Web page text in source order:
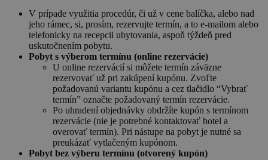
V prípade využitia procedúr, či už v cene balíčka, alebo nad
jeho rámec, si, prosím, rezervujte termín, a to e-mailom alebo
telefonicky na recepcii ubytovania, aspoň týždeň pred
uskutočnením pobytu.
Pobyt s výberom termínu (online rezervácie)
U online rezervácií si môžete termín záväzne
rezervovať už pri zakúpení kupónu. Zvoľte
požadovanú variantu kupónu a cez tlačidlo “Vybrať
termín” označte požadovaný termín rezervácie.
Po uhradení objednávky obdržíte kupón s termínom
rezervácie (nie je potrebné kontaktovať hotel a
overovať termín). Pri nástupe na pobyt je nutné sa
preukázať vytlačeným kupónom.
Pobyt bez výberu termínu (otvorený kupón)